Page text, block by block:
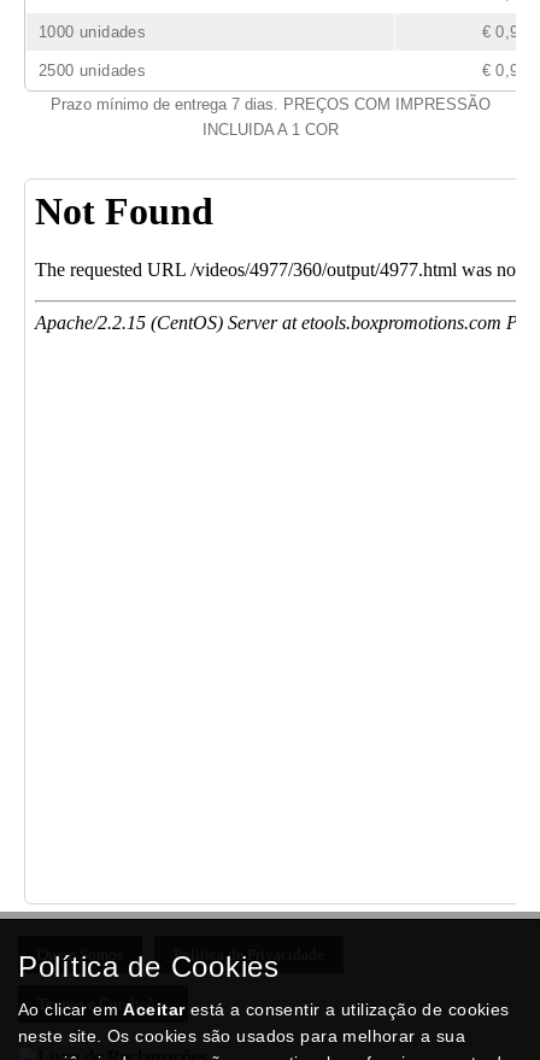
1000 unidades € 0,96
2500 unidades
€ 0,93
Prazo mínimo de entrega 7 dias. PREÇOS COM IMPRESSÃO
INCLUIDA A 1 COR
Quem Somos Politica de Privacidade
Termos e Condições
Política de Cookies
Ao clicar emAceitarestá a consentir a utilização de cookies
neste site. Os cookies são usados para melhorar a sua